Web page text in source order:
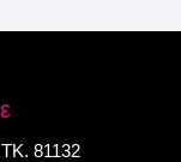
81132